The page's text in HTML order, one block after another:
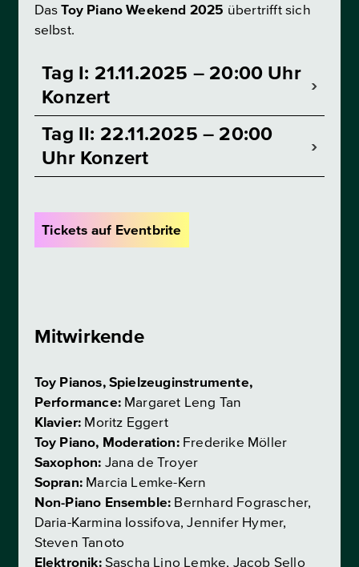
DasToy Piano Weekend 2025 übertrifft sich
selbst.
Tag I: 21.11.2025 – 20:00 Uhr
Konzert
Tag II: 22.11.2025 – 20:00
Uhr Konzert
Tickets auf Eventbrite
Mitwirkende
Toy Pianos, Spielzeuginstrumente,
Performance:Margaret Leng Tan
Klavier: Moritz Eggert
Toy Piano, Moderation:Frederike Möller
Saxophon: Jana de Troyer
Sopran:Marcia Lemke-Kern
Non-Piano Ensemble: Bernhard Fograscher,
Daria-Karmina Iossifova, Jennifer Hymer,
Steven Tanoto
Elektronik:Sascha Lino Lemke, Jacob Sello